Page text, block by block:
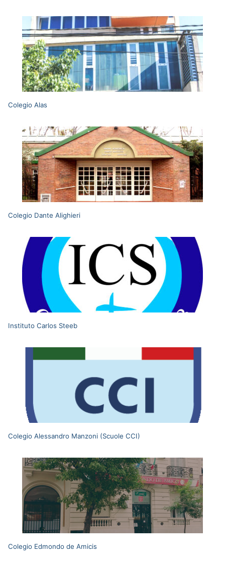
Colegio Alas
Colegio Dante Alighieri
Instituto Carlos Steeb
Colegio Alessandro Manzoni (Scuole CCI)
Colegio Edmondo de Amicis